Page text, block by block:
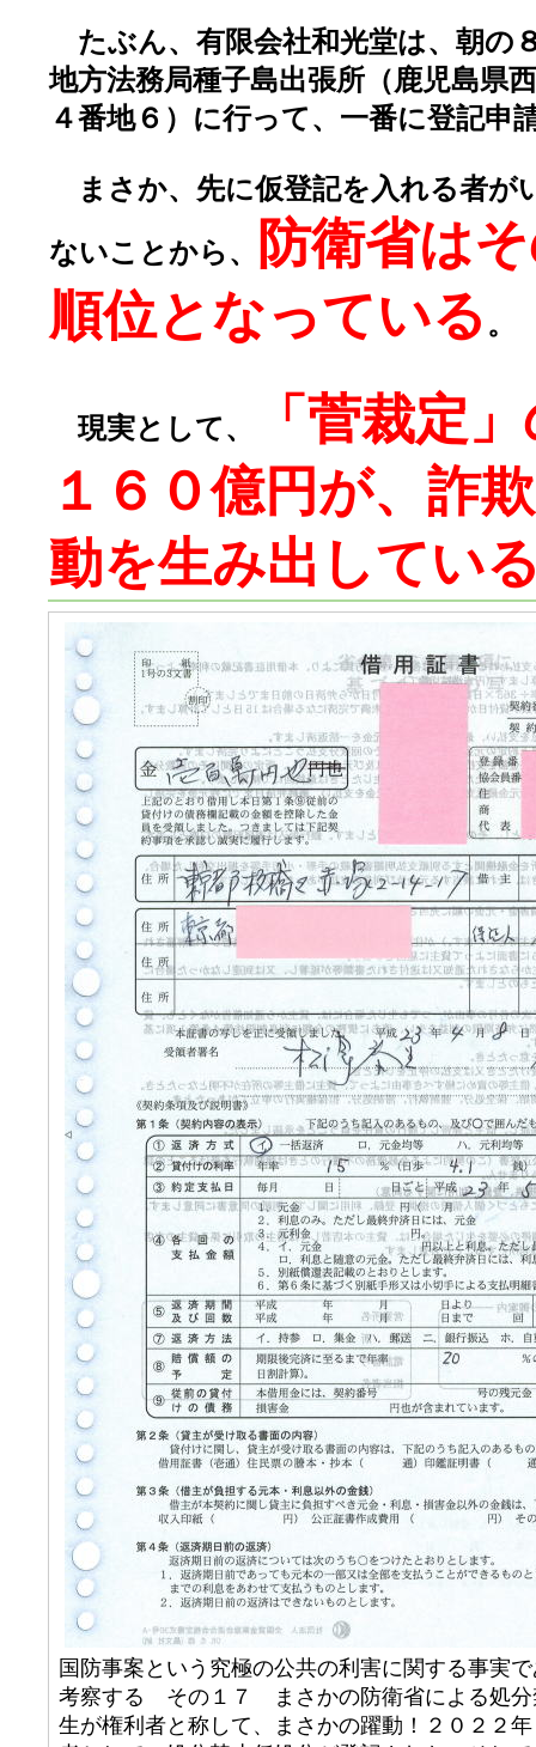
たぶん、有限会社和光堂は、朝の
地方法務局種子島出張所（鹿児島県
４番地６）に行って、一番に登記申
まさか、先に仮登記を入れる者が
ないことから、
防衛省は
順位となっている 。
現実として、
「菅裁定
１６０億円が、詐
動を生み出してい
国防事案という究極の公共の利害に関する事実
考察する その１７ まさかの防衛省による処分
生が権利者と称して、まさかの躍動！２０２２